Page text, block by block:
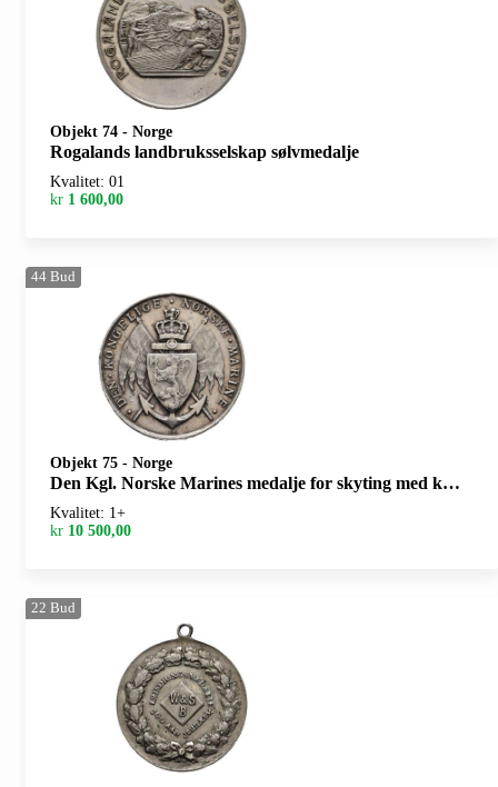
Objekt 74 - Norge
Rogalands landbruksselskap sølvmedalje
Kvalitet: 01
kr 1 600,00
44 Bud
Objekt 75 - Norge
Den Kgl. Norske Marines medalje for skyting med kanoner 2den klasse i sølv
Kvalitet: 1+
kr 10 500,00
22 Bud